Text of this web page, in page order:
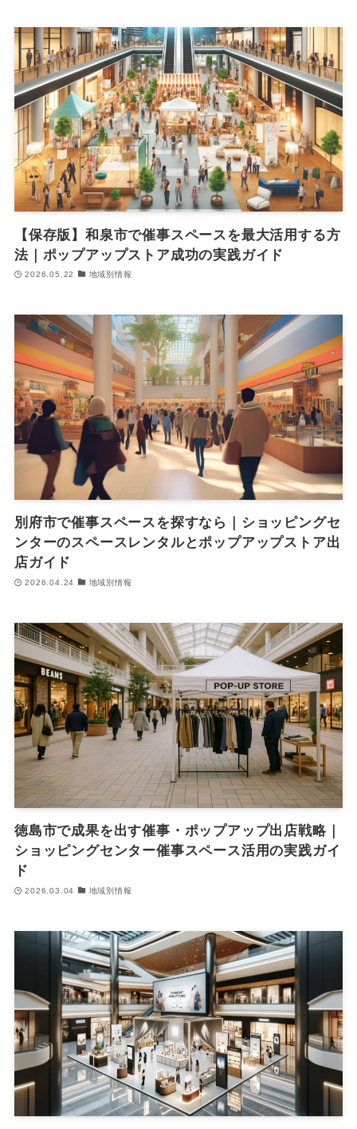
【保存版】和泉市で催事スペースを最大活用する方
法｜ポップアップストア成功の実践ガイド
2026.05.22 地域別情報
別府市で催事スペースを探すなら｜ショッピングセ
ンターのスペースレンタルとポップアップストア出
店ガイド
2026.04.24 地域別情報
徳島市で成果を出す催事・ポップアップ出店戦略｜
ショッピングセンター催事スペース活用の実践ガイ
ド
2026.03.04 地域別情報